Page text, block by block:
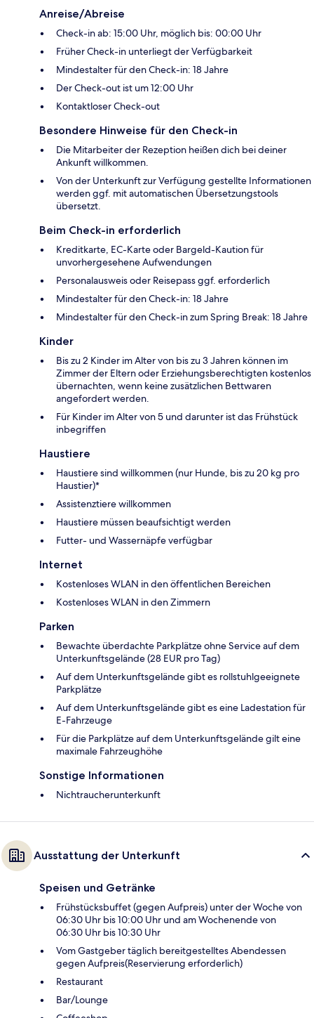
Anreise/Abreise
Check-in ab: 15:00 Uhr, möglich bis: 00:00 Uhr
Früher Check-in unterliegt der Verfügbarkeit
Mindestalter für den Check-in: 18 Jahre
Der Check-out ist um 12:00 Uhr
Kontaktloser Check-out
Besondere Hinweise für den Check-in
Die Mitarbeiter der Rezeption heißen dich bei deiner
Ankunft willkommen.
Von der Unterkunft zur Verfügung gestellte Informationen
werden ggf. mit automatischen Übersetzungstools
übersetzt.
Beim Check-in erforderlich
Kreditkarte, EC-Karte oder Bargeld-Kaution für
unvorhergesehene Aufwendungen
Personalausweis oder Reisepass ggf. erforderlich
Mindestalter für den Check-in: 18 Jahre
Mindestalter für den Check-in zum Spring Break: 18 Jahre
Kinder
Bis zu 2 Kinder im Alter von bis zu 3 Jahren können im
Zimmer der Eltern oder Erziehungsberechtigten kostenlos
übernachten, wenn keine zusätzlichen Bettwaren
angefordert werden.
Für Kinder im Alter von 5 und darunter ist das Frühstück
inbegriffen
Haustiere
Haustiere sind willkommen (nur Hunde, bis zu 20 kg pro
Haustier)*
Assistenztiere willkommen
Haustiere müssen beaufsichtigt werden
Futter- und Wassernäpfe verfügbar
Internet
Kostenloses WLAN in den öffentlichen Bereichen
Kostenloses WLAN in den Zimmern
Parken
Bewachte überdachte Parkplätze ohne Service auf dem
Unterkunftsgelände (28 EUR pro Tag)
Auf dem Unterkunftsgelände gibt es rollstuhlgeeignete
Parkplätze
Auf dem Unterkunftsgelände gibt es eine Ladestation für
E-Fahrzeuge
Für die Parkplätze auf dem Unterkunftsgelände gilt eine
maximale Fahrzeughöhe
Sonstige Informationen
Nichtraucherunterkunft
Ausstattung der Unterkunft
Speisen und Getränke
Frühstücksbuffet (gegen Aufpreis) unter der Woche von
06:30 Uhr bis 10:00 Uhr und am Wochenende von
06:30 Uhr bis 10:30 Uhr
Vom Gastgeber täglich bereitgestelltes Abendessen
gegen Aufpreis(Reservierung erforderlich)
Restaurant
Bar/Lounge